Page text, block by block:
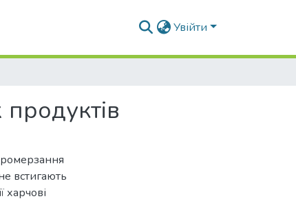
Увійти
встигають
харчові